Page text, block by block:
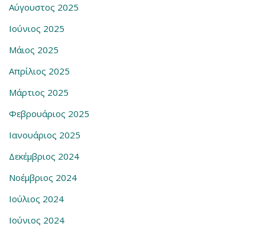
Αύγουστος 2025
Ιούνιος 2025
Μάιος 2025
Απρίλιος 2025
Μάρτιος 2025
Φεβρουάριος 2025
Ιανουάριος 2025
Δεκέμβριος 2024
Νοέμβριος 2024
Ιούλιος 2024
Ιούνιος 2024